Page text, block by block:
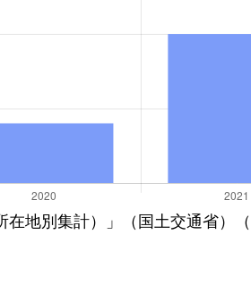
地別集計）」（国土交通省）（